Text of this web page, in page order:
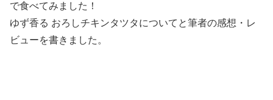
で食べてみました！
ゆず香る おろしチキンタツタについてと筆者の感想・レ
ビューを書きました。